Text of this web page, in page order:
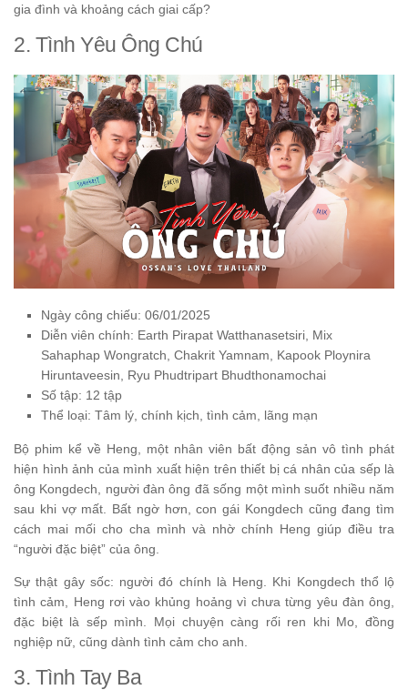
gia đình và khoảng cách giai cấp?
2. Tình Yêu Ông Chú
Ngày công chiếu: 06/01/2025
Diễn viên chính: Earth Pirapat Watthanasetsiri, Mix
Sahaphap Wongratch, Chakrit Yamnam, Kapook Ploynira
Hiruntaveesin, Ryu Phudtripart Bhudthonamochai
Số tập: 12 tập
Thể loại: Tâm lý, chính kịch, tình cảm, lãng mạn
Bộ phim kể về Heng, một nhân viên bất động sản vô tình phát
hiện hình ảnh của mình xuất hiện trên thiết bị cá nhân của sếp là
ông Kongdech, người đàn ông đã sống một mình suốt nhiều năm
sau khi vợ mất. Bất ngờ hơn, con gái Kongdech cũng đang tìm
cách mai mối cho cha mình và nhờ chính Heng giúp điều tra
“người đặc biệt” của ông.
Sự thật gây sốc: người đó chính là Heng. Khi Kongdech thổ lộ
tình cảm, Heng rơi vào khủng hoảng vì chưa từng yêu đàn ông,
đặc biệt là sếp mình. Mọi chuyện càng rối ren khi Mo, đồng
nghiệp nữ, cũng dành tình cảm cho anh.
3. Tình Tay Ba